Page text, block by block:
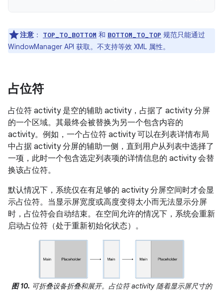
注意 ： TOP_TO_BOTTOM 和 BOTTOM_TO_TOP 规范只能通过
WindowManager API 获取。不支持等效 XML 属性。
占位符
占位符 activity 是空的辅助 activity，占据了 activity 分屏
的一个区域。其最终会被替换为另一个包含内容的
activity。例如，一个占位符 activity 可以在列表详情布局
中占据 activity 分屏的辅助一侧，直到用户从列表中选择了
一项，此时一个包含选定列表项的详情信息的 activity 会替
换该占位符。
默认情况下，系统仅在有足够的 activity 分屏空间时才会显
示占位符。当显示屏宽度或高度变得太小而无法显示分屏
时，占位符会自动结束。在空间允许的情况下，系统会重新
启动占位符（处于重新初始化状态）。
图 10. 可折叠设备折叠和展开。占位符 activity 随着显示屏尺寸的